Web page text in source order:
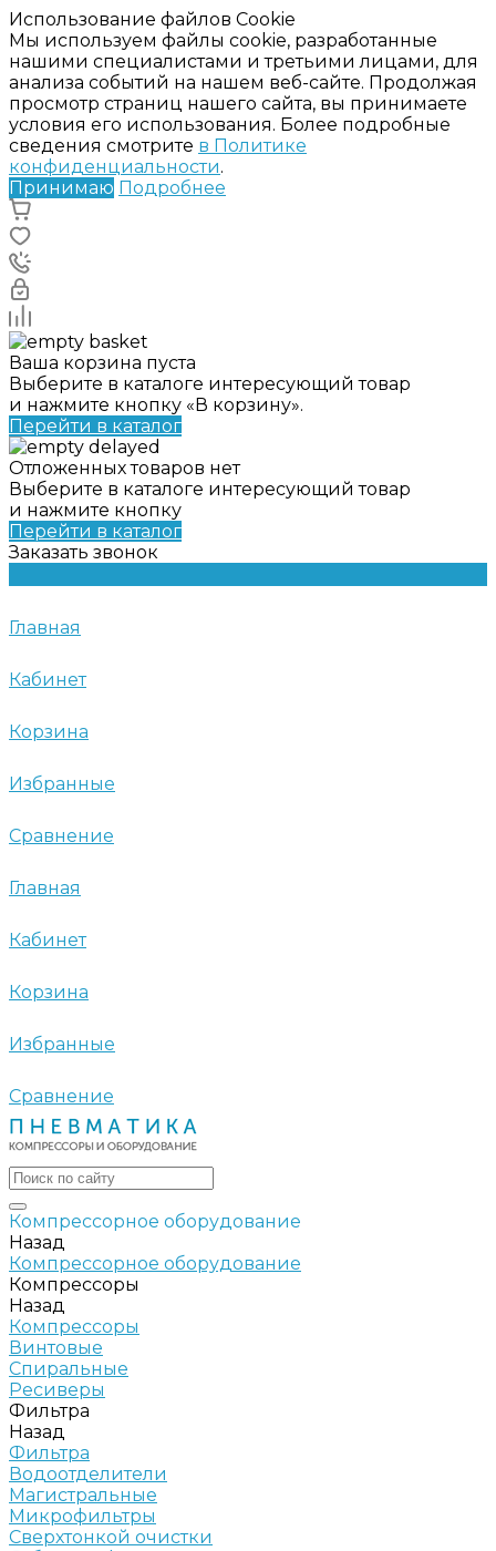
Использование файлов Cookie
Мы используем файлы cookie, разработанные
нашими специалистами и третьими лицами, для
анализа событий на нашем веб-сайте. Продолжая
просмотр страниц нашего сайта, вы принимаете
условия его использования. Более подробные
сведения смотрите в Политике
конфиденциальности.
Принимаю Подробнее
Ваша корзина пуста
Выберите в каталоге интересующий товар
и нажмите кнопку «В корзину».
Перейти в каталог
Отложенных товаров нет
Выберите в каталоге интересующий товар
и нажмите кнопку
Перейти в каталог
Заказать звонок
Главная
Кабинет
Корзина
Избранные
Сравнение
Главная
Кабинет
Корзина
Избранные
Сравнение
Компрессорное оборудование
Назад
Компрессорное оборудование
Компрессоры
Назад
Компрессоры
Винтовые
Спиральные
Ресиверы
Фильтра
Назад
Фильтра
Водоотделители
Магистральные
Микрофильтры
Сверхтонкой очистки